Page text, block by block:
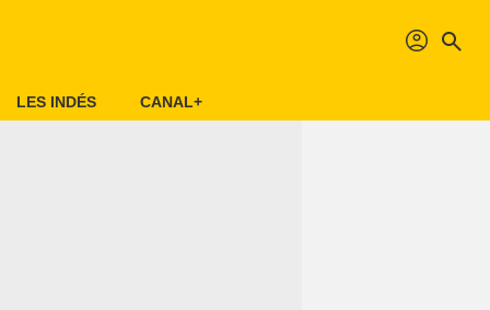
profil search
LES INDÉS CANAL+